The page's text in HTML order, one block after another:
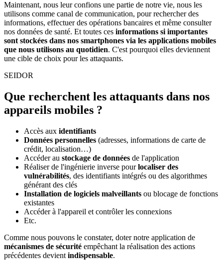
Maintenant, nous leur confions une partie de notre vie, nous les
utilisons comme canal de communication, pour rechercher des
informations, effectuer des opérations bancaires et même consulter
nos données de santé. Et toutes ces informations si importantes
sont stockées dans nos smartphones via les applications mobiles
que nous utilisons au quotidien. C'est pourquoi elles deviennent
une cible de choix pour les attaquants.
SEIDOR
Que recherchent les attaquants dans nos
appareils mobiles ?
Accès aux identifiants
Données personnelles (adresses, informations de carte de
crédit, localisation…)
Accéder au stockage de données de l'application
Réaliser de l'ingénierie inverse pourlocaliser des
vulnérabilités, des identifiants intégrés ou des algorithmes
générant des clés
Installation de logiciels malveillants ou blocage de fonctions
existantes
Accéder à l'appareil et contrôler les connexions
Etc.
Comme nous pouvons le constater, doter notre application de
mécanismes de sécurité empêchant la réalisation des actions
précédentes devient indispensable.